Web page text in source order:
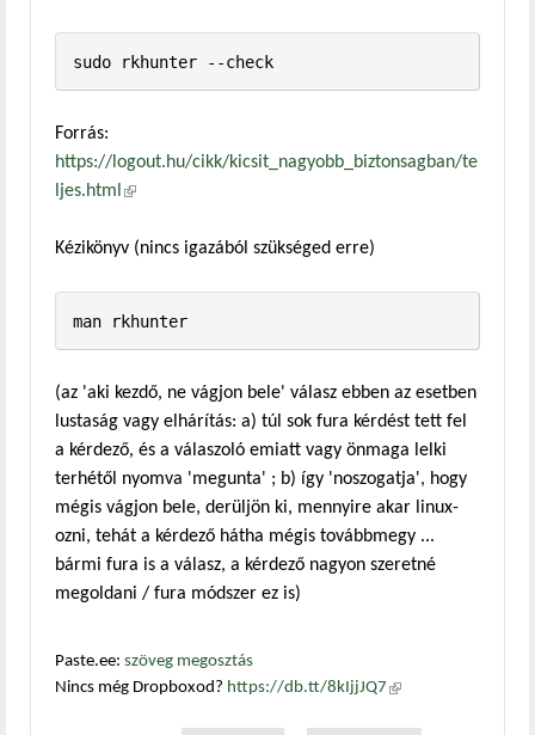
sudo rkhunter --check
Forrás:
https://logout.hu/cikk/kicsit_nagyobb_biztonsagban/te
ljes.html (külső hivatkozás)
Kézikönyv (nincs igazából szükséged erre)
man rkhunter
(az 'aki kezdő, ne vágjon bele' válasz ebben az esetben
lustaság vagy elhárítás: a) túl sok fura kérdést tett fel
a kérdező, és a válaszoló emiatt vagy önmaga lelki
terhétől nyomva 'megunta' ; b) így 'noszogatja', hogy
mégis vágjon bele, derüljön ki, mennyire akar linux-
ozni, tehát a kérdező hátha mégis továbbmegy ...
bármi fura is a válasz, a kérdező nagyon szeretné
megoldani / fura módszer ez is)
Paste.ee: szöveg megosztás
Nincs még Dropboxod? https://db.tt/8kIjjJQ7 (külső